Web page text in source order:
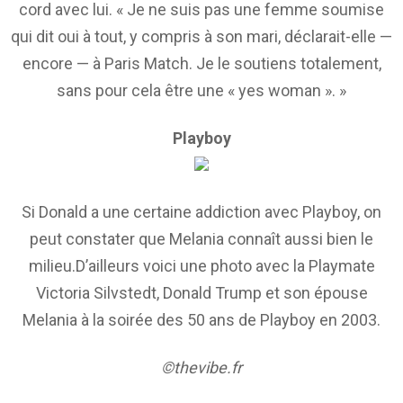
cord avec lui. « Je ne suis pas une femme soumise
qui dit oui à tout, y compris à son mari, décla­rait-elle —
encore — à Paris Match. Je le soutiens tota­le­ment,
sans pour cela être une « yes woman ». »
Playboy
Si Donald a une certaine addiction avec Playboy, on
peut constater que Melania connaît aussi bien le
milieu.D’ailleurs voici une photo avec la Playmate
Victoria Silvstedt, Donald Trump et son épouse
Melania à la soirée des 50 ans de Playboy en 2003.
©thevibe.fr